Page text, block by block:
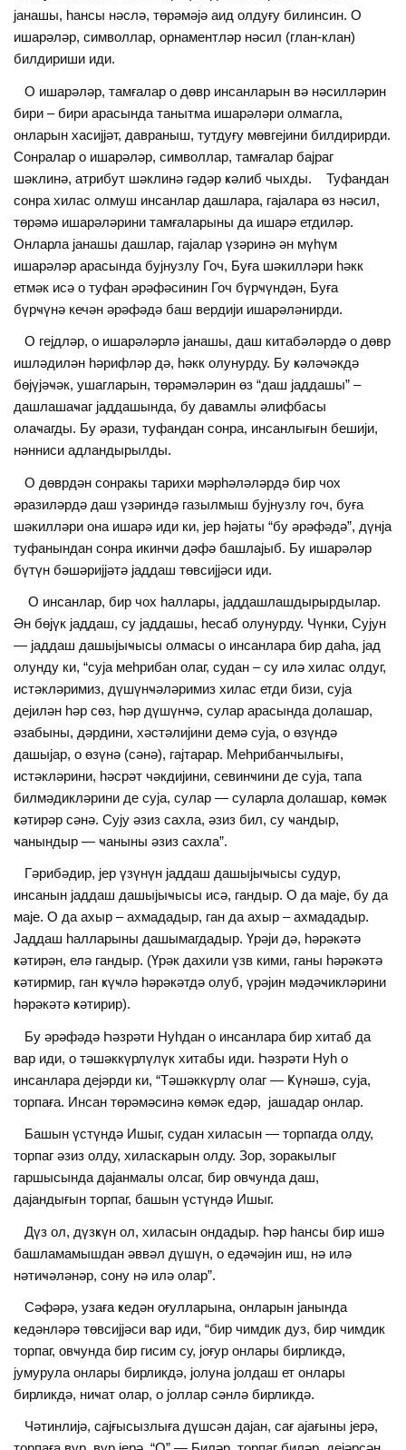
jанашы, һансы нәслә, төрәмәjә аид олдуғу билинсин. О
ишарәләр, символлар, орнаментләр нәсил (глан-клан)
билдириши иди.
О ишарәләр, тамғалар о дөвр инсанларын вә нәсилләрин
бири – бири арасында танытма ишарәләри олмагла,
онларын хасиjjәт, давраныш, тутдуғу мөвгеjини билдирирди.
Сонралар о ишарәләр, символлар, тамғалар баjраг
шәклинә, атрибут шәклинә гәдәр ҝәлиб чыхды. Туфандан
сонра хилас олмуш инсанлар дашлара, гаjалара өз нәсил,
төрәмә ишарәләрини тамғаларыны да ишарә етдиләр.
Онларла jанашы дашлар, гаjалар үзәринә ән мүһүм
ишарәләр арасында буjнузлу Гоч, Буға шәкилләри һәкк
етмәк исә о туфан әрәфәсинин Гоч бүрҹүндән, Буға
бүрҹүнә кечән әрәфәдә баш вердиjи ишарәләнирди.
О геjдләр, о ишарәләрлә jанашы, даш китабәләрдә о дөвр
ишләдилән һәрифләр дә, һәкк олунурду. Бу ҝәләҹәкдә
бөjүjәҹәк, ушагларын, төрәмәләрин өз “даш jаддашы” –
дашлашаҹаг jаддашында, бу давамлы әлифбасы
олаҹагды. Бу әрази, туфандан сонра, инсанлығын бешиjи,
нәнниси адландырылды.
О дөврдән сонракы тарихи мәрһәләләрдә бир чох
әразиләрдә даш үзәриндә газылмыш буjнузлу гоч, буға
шәкилләри она ишарә иди ки, jер һәjаты “бу әрәфәдә”, дүнjа
туфанындан сонра икинҹи дәфә башлаjыб. Бу ишарәләр
бүтүн бәшәриjjәтә jаддаш төвсиjjәси иди.
О инсанлар, бир чох һаллары, jаддашлашдырырдылар.
Ән бөjүк jаддаш, су jаддашы, һесаб олунурду. Чүнки, Суjун
— jаддаш дашыjыҹысы олмасы о инсанлара бир даһа, jад
олунду ки, “суjа меһрибан олаг, судан – су илә хилас олдуг,
истәкләримиз, дүшүнҹәләримиз хилас етди бизи, суjа
деjилән һәр сөз, һәр дүшүнҹә, сулар арасында долашар,
әзабыны, дәрдини, хәстәлиjини демә суjа, о өзүндә
дашыjар, о өзүнә (сәнә), гаjтарар. Меһрибанчылығы,
истәкләрини, һәсрәт чәкдиjини, севинҹини де суjа, тапа
билмәдикләрини де суjа, сулар — суларла долашар, көмәк
ҝәтирәр сәнә. Суjу әзиз сахла, әзиз бил, су ҹандыр,
ҹанындыр — ҹаныны әзиз сахла”.
Гәрибәдир, jер үзүнүн jаддаш дашыjыҹысы судур,
инсанын jаддаш дашыjыҹысы исә, гандыр. О да маjе, бу да
маjе. О да ахыр – ахмададыр, ган да ахыр – ахмададыр.
Јаддаш һалларыны дашымагдадыр. Үрәjи дә, һәрәкәтә
ҝәтирән, елә гандыр. (Үрәк дахили үзв кими, ганы һәрәкәтә
ҝәтирмир, ган ҝүҹлә һәрәкәтдә олуб, үрәjин мәдәҹикләрини
һәрәкәтә ҝәтирир).
Бу әрәфәдә Һәзрәти Нуһдан о инсанлара бир хитаб да
вар иди, о тәшәккүрлүлүк хитабы иди. Һәзрәти Нуһ о
инсанлара деjәрди ки, “Тәшәккүрлү олаг — Ҝүнәшә, суjа,
торпаға. Инсан төрәмәсинә көмәк едәр, jашадар онлар.
Башын үстүндә Ишыг, судан хиласын — торпагда олду,
торпаг әзиз олду, хиласкарын олду. Зор, зоракылыг
гаршысында даjанмалы олсаг, бир овҹунда даш,
даjандығын торпаг, башын үстүндә Ишыг.
Дүз ол, дүзҝүн ол, хиласын ондадыр. Һәр һансы бир ишә
башламамышдан әввәл дүшүн, о едәҹәjин иш, нә илә
нәтиҹәләнәр, сону нә илә олар”.
Сәфәрә, узаға ҝедән оғулларына, онларын jанында
ҝедәнләрә төвсиjjәси вар иди, “бир чимдик дуз, бир чимдик
торпаг, овҹунда бир гисим су, jоғур онлары бирликдә,
jумурула онлары бирликдә, jолуна jолдаш ет онлары
бирликдә, ниҹат олар, о jоллар сәнлә бирликдә.
Чәтинлиjә, саjғысызлыға дүшсән даjан, сағ аjағыны jерә,